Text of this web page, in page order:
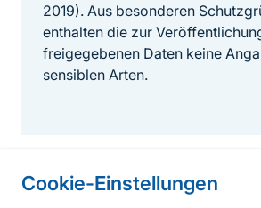
Cookie-Einstellungen
2019). Aus besonderen
enthalten die zur
freigegebenen Daten keine
sensiblen Arten.
Informationen zur Seite